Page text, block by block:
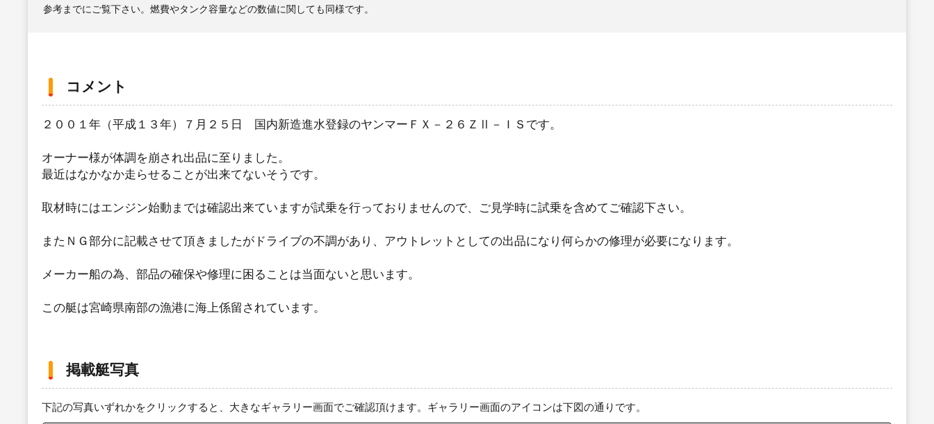
参考までにご覧下さい。燃費やタンク容量などの数値に関しても同様です。
コメント
２００１年（平成１３年）７月２５日 国内新造進水登録のヤンマーＦＸ－２６ＺⅡ－ＩＳです。
オーナー様が体調を崩され出品に至りました。
最近はなかなか走らせることが出来てないそうです。
取材時にはエンジン始動までは確認出来ていますが試乗を行っておりませんので、ご見学時に試乗を含めてご確認下さい。
またＮＧ部分に記載させて頂きましたがドライブの不調があり、アウトレットとしての出品になり何らかの修理が必要になります。
メーカー船の為、部品の確保や修理に困ることは当面ないと思います。
この艇は宮崎県南部の漁港に海上係留されています。
掲載艇写真
下記の写真いずれかをクリックすると、大きなギャラリー画面でご確認頂けます。ギャラリー画面のアイコンは下図の通りです。